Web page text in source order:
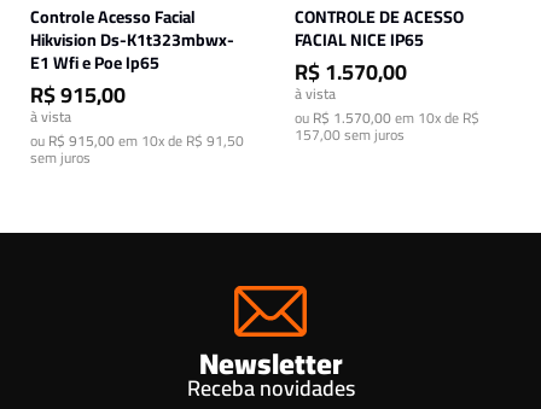
Controle Acesso Facial
Hikvision Ds-K1t323mbwx-
E1 Wfi e Poe Ip65
R$ 915,00
à vista
ouR$ 915,00em10x de R$ 91,50
sem juros
CONTROLE DE ACESSO
FACIAL NICE IP65
R$ 1.570,00
à vista
ouR$ 1.570,00em10x de R$
157,00sem juros
Newsletter
Receba novidades